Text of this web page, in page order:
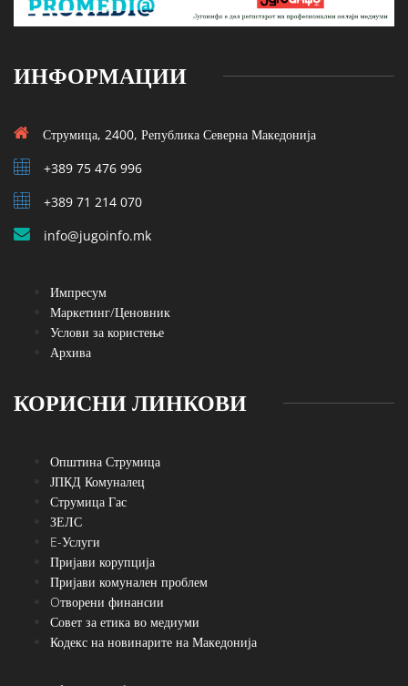
ИНФОРМАЦИИ
Струмица, 2400, Република Северна Македонија
+389 75 476 996
+389 71 214 070
info@jugoinfo.mk
Импресум
Маркетинг/Ценовник
Услови за користење
Архива
КОРИСНИ ЛИНКОВИ
Општина Струмица
ЈПКД Комуналец
Струмица Гас
ЗЕЛС
E-Услуги
Пријави корупција
Пријави комунален проблем
Oтворени финансии
Совет за етика во медиуми
Кодекс на новинарите на Македонија